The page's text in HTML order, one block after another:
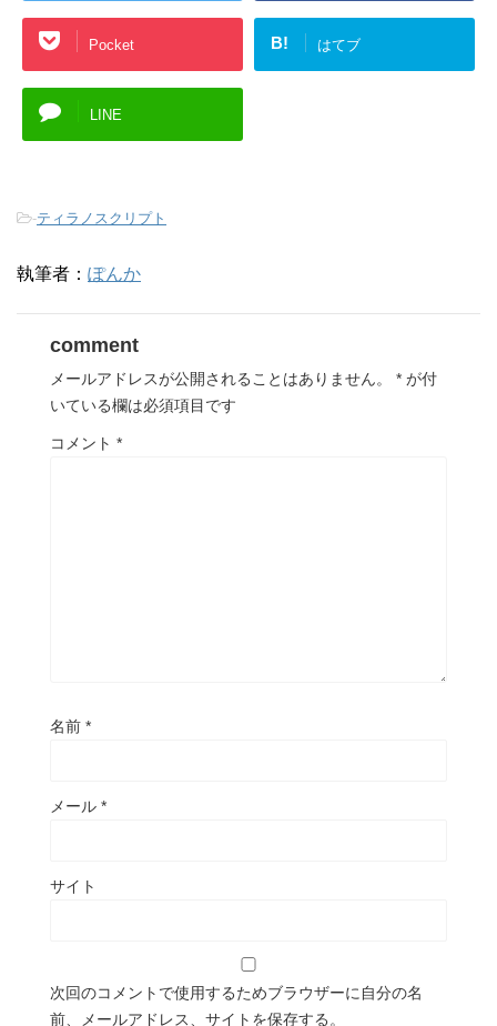
Pocket B! はてブ
LINE
-ティラノスクリプト
執筆者： ぽんか
comment
メールアドレスが公開されることはありません。 * が付
いている欄は必須項目です
コメント *
名前 *
メール *
サイト
次回のコメントで使用するためブラウザーに自分の名
前、メールアドレス、サイトを保存する。